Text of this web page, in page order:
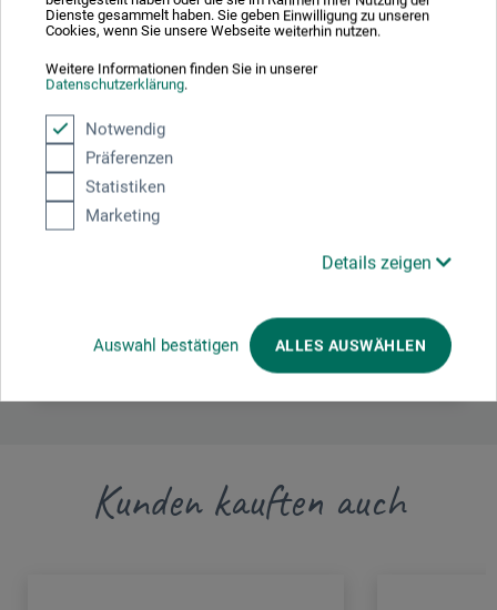
Dienste gesammelt haben. Sie geben Einwilligung zu unseren
Cookies, wenn Sie unsere Webseite weiterhin nutzen.
Weitere Informationen finden Sie in unserer
Datenschutzerklärung.
Notwendig
Präferenzen
Statistiken
Marketing
Details zeigen
Auswahl bestätigen ALLES AUSWÄHLEN
Hersteller-Kontakt
Hier finden Sie die Kontaktdaten des Herstellers zu
Kunden kauften auch